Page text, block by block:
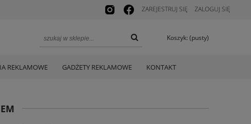
ZAREJESTRUJ SIĘ ZALOGUJ SIĘ
Koszyk: (pusty)
REKLAMOWE GADŻETY REKLAMOWE KONTAKT